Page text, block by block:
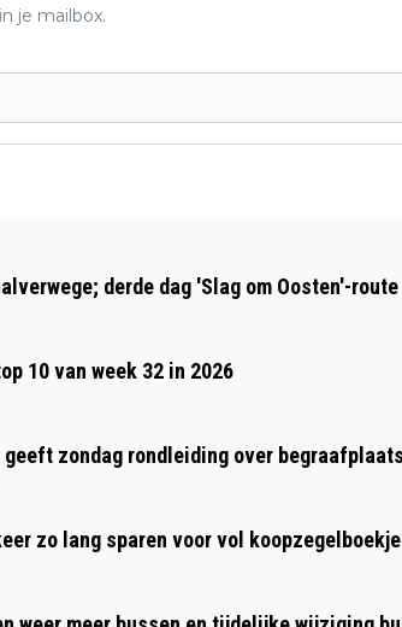
je mailbox.
NIEUW
derde dag 'Slag om Oosten'-
10 van week 32 in 2026
zondag rondleiding over
zo lang sparen voor vol